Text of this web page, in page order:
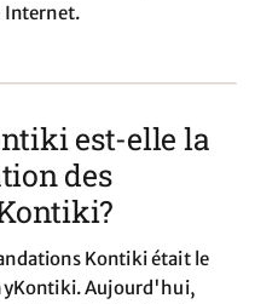
Internet.
est-elle la
des
Kontiki était le
Aujourd'hui,